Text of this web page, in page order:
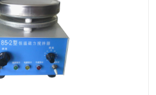
多功能油浴锅
低温恒温反应浴槽
电动搅拌器